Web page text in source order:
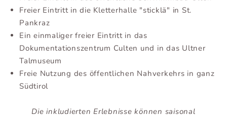
Freier Eintritt in die Kletterhalle "sticklä" in St.
Pankraz
Ein einmaliger freier Eintritt in das
Dokumentationszentrum Culten und in das Ultner
Talmuseum
Freie Nutzung des öffentlichen Nahverkehrs in ganz
Südtirol
Die inkludierten Erlebnisse können saisonal